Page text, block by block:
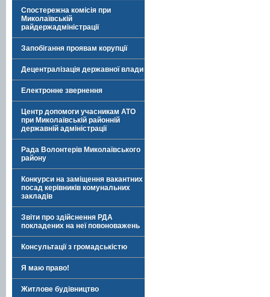
Спостережна комісія при
Миколаївській
райдержадміністрації
Запобігання проявам корупції
Децентралізація державної влади
Електронне звернення
Центр допомоги учасникам АТО
при Миколаївській районній
державній адміністрації
Рада Волонтерів Миколаївського
району
Конкурси на заміщення вакантних
посад керівників комунальних
закладів
Звіти про здійснення РДА
покладених на неї повоноважень
Консультації з громадськістю
Я маю право!
Житлове будівництво